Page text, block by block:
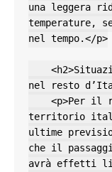
una leggera
temperature,
nel tempo.</p>
nel resto
territorio
ultime
che il
avrà effetti